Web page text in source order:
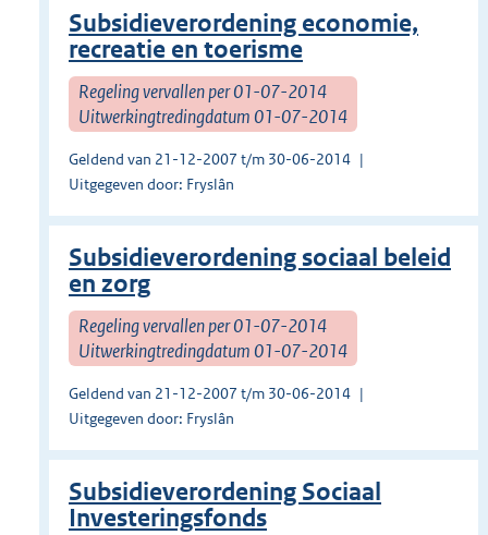
Subsidieverordening economie,
recreatie en toerisme
Regeling vervallen per 01-07-2014
Uitwerkingtredingdatum 01-07-2014
Geldend van 21-12-2007 t/m 30-06-2014
Uitgegeven door: Fryslân
Subsidieverordening sociaal beleid
en zorg
Regeling vervallen per 01-07-2014
Uitwerkingtredingdatum 01-07-2014
Geldend van 21-12-2007 t/m 30-06-2014
Uitgegeven door: Fryslân
Subsidieverordening Sociaal
Investeringsfonds